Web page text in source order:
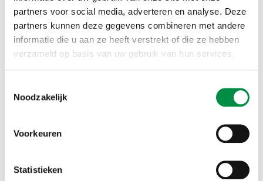
partners voor social media, adverteren en analyse. Deze
partners kunnen deze gegevens combineren met andere
informatie die u aan ze heeft verstrekt of die ze hebben
verzameld op basis van uw gebruik van hun services.
Noodzakelijk
Voorkeuren
Statistieken
‘We hebben fantastisch
werk. We mogen met
kinderen werken, zorgen
scheppen daarvoor de
voorwaarden. Die passie
voor het vak, willen we
delen.’